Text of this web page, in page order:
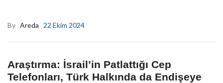
By Areda 22 Ekim 2024
Araştırma: İsrail’in Patlattığı Cep
Telefonları, Türk Halkında da Endişeye